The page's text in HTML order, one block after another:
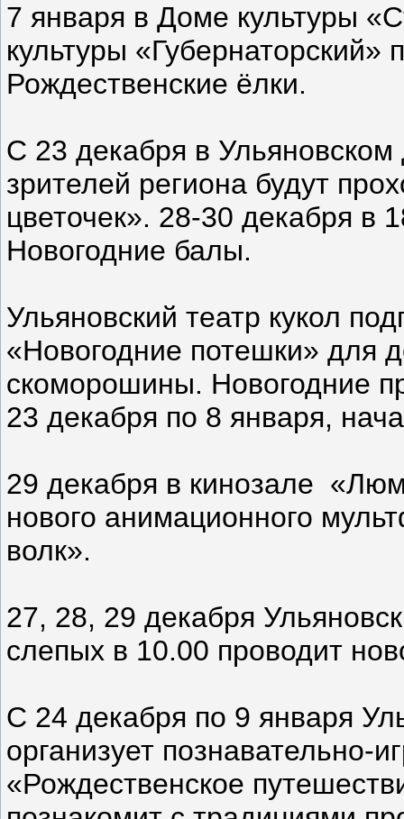
7 января в Доме культуры
культуры «Губернаторский»
Рождественские ёлки.
С 23 декабря в
зрителей региона будут
цветочек». 28-30 декабря в
Новогодние балы.
Ульяновский театр кукол
«Новогодние потешки» для
скоморошины. Новогодние
23 декабря по 8 января,
29 декабря в кинозале
нового анимационного
волк».
27, 28, 29 декабря
слепых в 10.00 проводит
С 24 декабря по 9 января
организует познавательно-
«Рождественское